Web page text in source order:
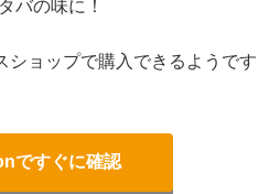
バの味に！
ショップで購入できるようです
ですぐに確認